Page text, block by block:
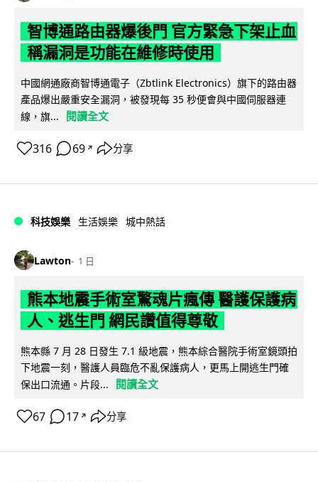
智博通路由器爆後門 官方緊急下架止血
稱漏洞是功能在維修時使用
中國網通廠商智博通電子（Zbtlink Electronics）旗下的路由器
產品爆出嚴重安全漏洞，被發現每 35 秒便會與中國伺服器連
線，旗...
閱讀全文
316 69 ↗ 分享
科技娛樂 生活娛樂 城中熱話
Lawton 1 日
熊本地震手術室驚魂片瘋傳 醫護保護病
人、逃生門 網民讚值得尊敬
熊本縣 7 月 28 日發生 7.1 級地震，熊本綜合醫院手術室鏡頭拍
下地震一刻，醫護人員臨危不亂保護病人，更馬上開逃生門確
保出口流通。片段...
閱讀全文
67 17 ↗ 分享